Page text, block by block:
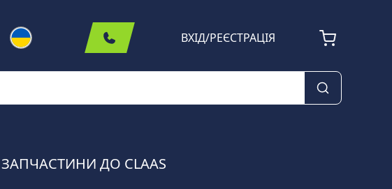
ВХІД/РЕЄСТРАЦІЯ
ЗАПЧАСТИНИ ДО CLAAS